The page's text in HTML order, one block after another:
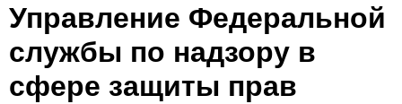
Управление Федеральной
службы по надзору в
сфере защиты прав